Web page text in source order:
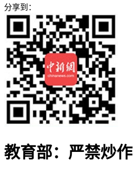
分享到：
教育部：严禁炒